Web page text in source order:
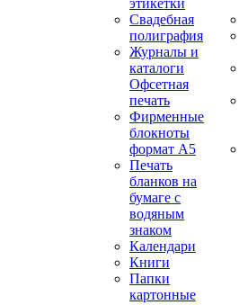
Свадебная
полиграфия
Журналы и
каталоги
Офсетная
печать
Фирменные
блокноты
формат А5
Печать
бланков на
бумаге с
водяным
знаком
Календари
Книги
Папки
картонные